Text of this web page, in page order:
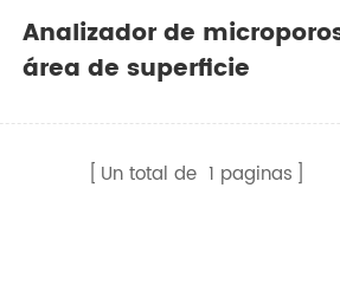
Analizador de
área de superficie
Un total de 1 paginas